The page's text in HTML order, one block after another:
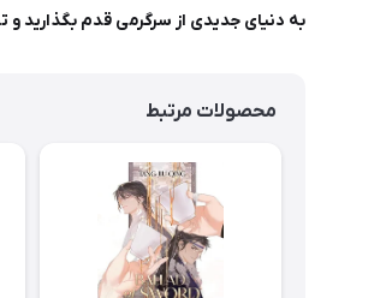
به دنیای جدیدی از سرگرمی قدم بگذارید
محصولات مرتبط